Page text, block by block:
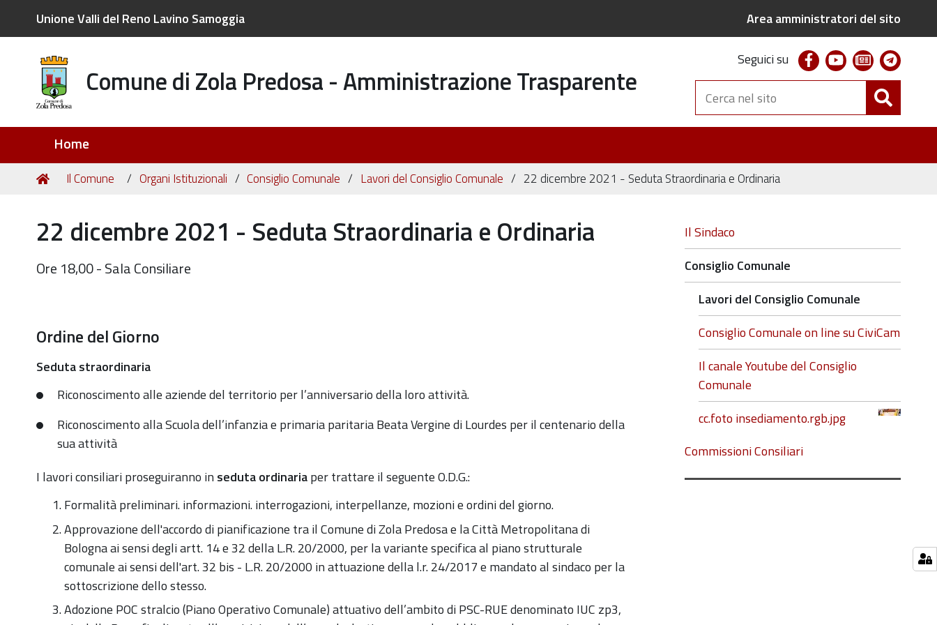
Unione Valli del Reno Lavino Samoggia Area amministratori del sito
Comune di Zola Predosa - Amministrazione Trasparente
Seguici su facebookyoutubenewsletter
Cerca
nel
sito
Home
Tu
Home
Il Comune Organi Istituzionali Consiglio Comunale Lavori del Consiglio Comunale 22 dicembre 2021 - Seduta Straordinaria e Ordinaria
22 dicembre 2021 - Seduta Straordinaria e Ordinaria
Ore 18,00 - Sala Consiliare
Ordine del Giorno
Seduta straordinaria
Riconoscimento alle aziende del territorio per l’anniversario della loro attività.
Riconoscimento alla Scuola dell’infanzia e primaria paritaria Beata Vergine di Lourdes per il centenario della
sua attività
I lavori consiliari proseguiranno in seduta ordinariaper trattare il seguente O.D.G.:
Formalità preliminari. informazioni. interrogazioni, interpellanze, mozioni eordini del giorno.
Approvazione dell'accordo di pianificazione tra il Comune di Zola Predosa e la Città Metropolitana di
Bologna ai sensi degli artt. 14 e 32 della L.R. 20/2000, per la variante specifica al piano strutturale
comunale ai sensi dell'art. 32 bis - L.R. 20/2000 in attuazione della l.r. 24/2017 e mandato al sindaco per la
sottoscrizione dello stesso.
Adozione POC stralcio (Piano Operativo Comunale) attuativo dell’ambito di PSC-RUEdenominato IUC zp3,
Navigazione
Il Sindaco
Consiglio Comunale
Lavori del Consiglio Comunale
Consiglio Comunale on line su CiviCam
Il canale Youtube del Consiglio
Comunale
cc.foto insediamento.rgb.jpg
Commissioni Consiliari